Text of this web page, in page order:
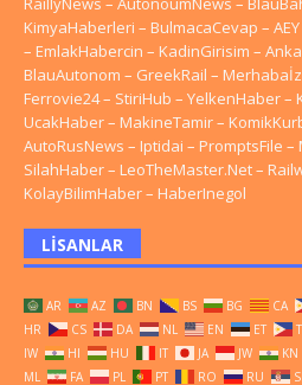
KimyaHaberleri – BulmacaCevap – AEY
– EmlakHabercin – KadinGirisim –
BlauAutonom – GreekRail –
Ferrovie24– StiriHub – YelkenHaber–
UcakHaber– MakineTamir–
AutoRusNews – Iptidai – PromptsFile –
SilahHaber– LeoTheMaster.Net–
KolayBilimHaber– HaberInegol
LISANLAR
AR AZ BN BS BG CA
HR
CS DA NL EN ET
IW
HI HU IT JA JW KN
ML
FA PL PT RO RU